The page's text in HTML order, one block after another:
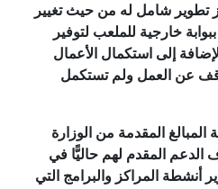
تطوير شامل له من حيث تغيير
خارجية للملعب لتوفير
إلى استكمال الأعمال
عن العمل ولم تستكمل
المقدمة من الوزارة
الدعم المقدم لهم حاليًّا في
أنشطة المراكز والبرامج التي